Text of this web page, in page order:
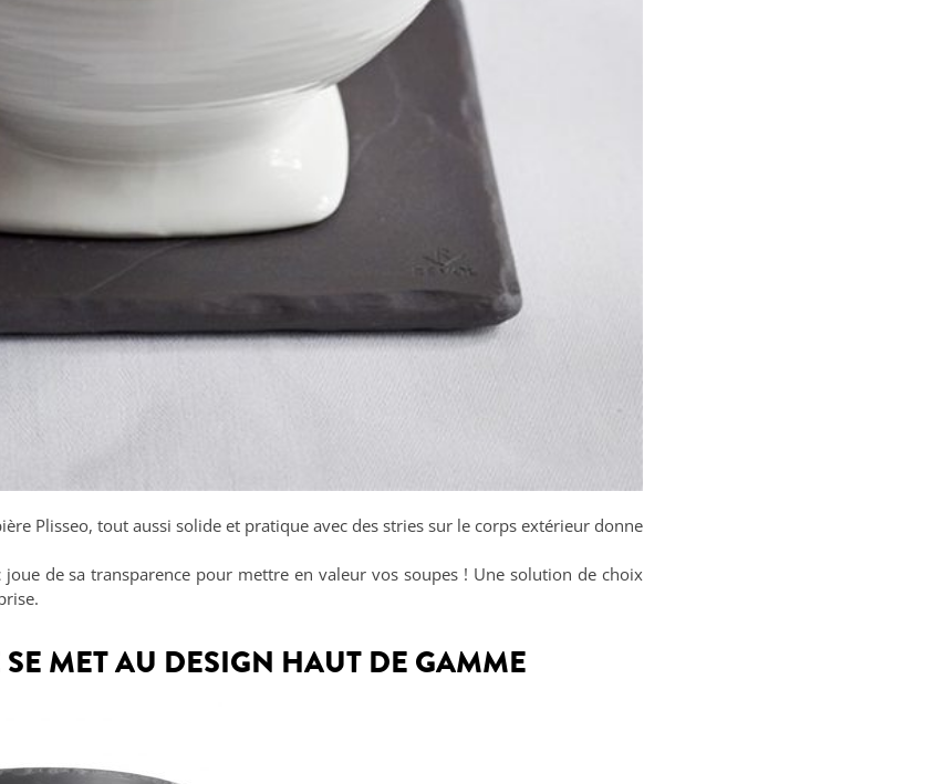
Plisseo, tout aussi solide et pratique avec des stries sur le corps extérieur donne
de sa transparence pour mettre en valeur vos soupes ! Une solution de choix
MET AU DESIGN HAUT DE GAMME